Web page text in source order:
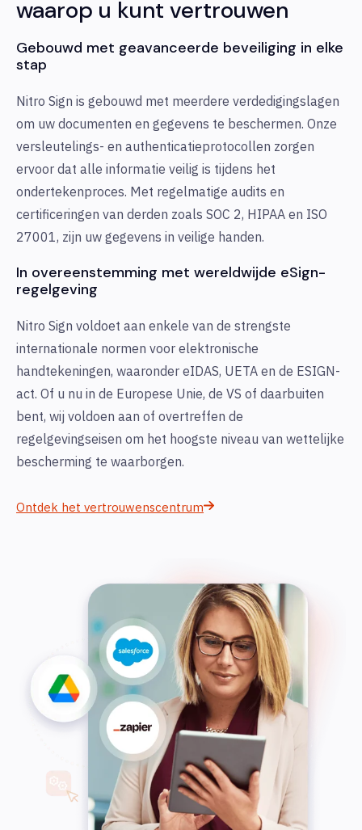
waarop u kunt vertrouwen
Gebouwd met geavanceerde beveiliging in elke
stap
Nitro Sign is gebouwd met meerdere verdedigingslagen
om uw documenten en gegevens te beschermen. Onze
versleutelings- en authenticatieprotocollen zorgen
ervoor dat alle informatie veilig is tijdens het
ondertekenproces. Met regelmatige audits en
certificeringen van derden zoals SOC 2, HIPAA en ISO
27001, zijn uw gegevens in veilige handen.
In overeenstemming met wereldwijde eSign-
regelgeving
Nitro Sign voldoet aan enkele van de strengste
internationale normen voor elektronische
handtekeningen, waaronder eIDAS, UETA en de ESIGN-
act. Of u nu in de Europese Unie, de VS of daarbuiten
bent, wij voldoen aan of overtreffen de
regelgevingseisen om het hoogste niveau van wettelijke
bescherming te waarborgen.
Ontdek het vertrouwenscentrum